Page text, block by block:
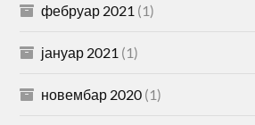
фебруар 2021 (1)
јануар 2021 (1)
новембар 2020 (1)